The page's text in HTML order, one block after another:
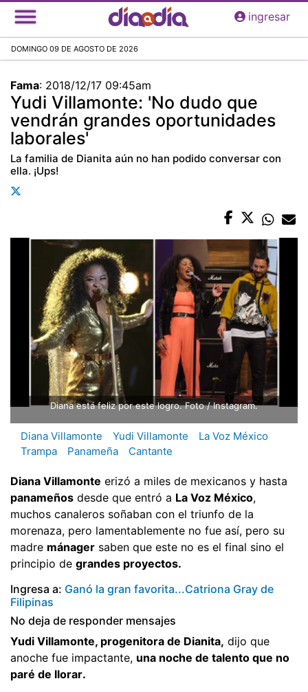
Pasar
al
principal
ingresar
DOMINGO 09 DE AGOSTO DE 2026
Fama: 2018/12/17 09:45am
Yudi Villamonte: 'No dudo que
vendrán grandes oportunidades
laborales'
La familia de Dianita aún no han podido conversar con
ella. ¡Ups!
Diana está feliz por este logro. Foto / Instagram.
Diana Villamonte Yudi Villamonte
La Voz México
Trampa
Panameña Cantante
Diana Villamonte erizó a miles de mexicanos y hasta
panameños desde que entró a La Voz México,
muchos canaleros soñaban con el triunfo de la
morenaza, pero lamentablemente no fue así, pero su
madre mánager saben que este no es el final sino el
principio de grandes proyectos.
Ingresa a: Ganó la gran favorita...Catriona Gray de
Filipinas
No deja de responder mensajes
Yudi Villamonte, progenitora de Dianita, dijo que
anoche fue impactante,  una noche de talento que no
paré de llorar.